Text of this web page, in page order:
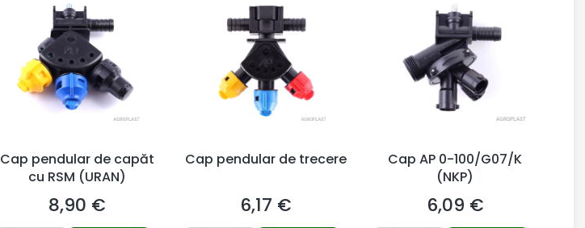
Cap pendular de capăt
cu RSM (URAN)
Preț
8,90 €
Cap pendular de trecere
Preț
6,17 €
Cap AP 0-100/G07/K
(NKP)
Preț
6,09 €